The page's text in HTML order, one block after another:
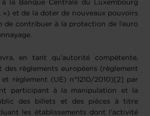
à la Banque Centrale du Luxembourg
») et de la doter de nouveaux pouvoirs
de contribuer à la protection de l’euro
en tant qu’autorité compétente,
des règlements européens (règlement
règlement (UE) n°1210/2010)[2] par
participant à la manipulation et la
des billets et des pièces à titre
les établissements dont l’activité